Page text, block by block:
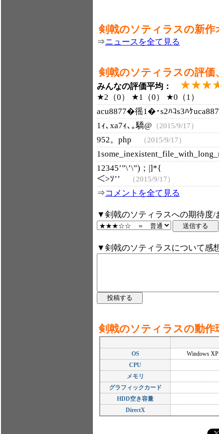
剣戟のソティラスの新
⇒ニュースを全て見る
剣戟のソティラスの評価
みんなの評価平均：
★2（0） ★1（0） ★0（1）
acu8877�徭1�･s2ﾊｺs3ﾊｹ
1ｨ､xa7ｨ､｡驕@ （2015/9/17）
952。php （2015/9/17）
12345’”\’\”)；|]*{
＜>ｿ’’
（2015/9/17）
⇒コメントを全て見る
▼剣戟のソティラスへの期待度/
▼剣戟のソティラスについて感
剣戟のソティラスの動作
OS
Windows
CPU
メモリ
グラフィックカード
HDD空き容量
DirectX